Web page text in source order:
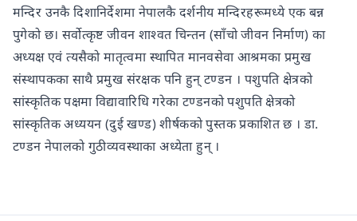
मन्दिर उनकै दिशानिर्देशमा नेपालकै दर्शनीय मन्दिरहरूमध्ये एक बन्न
पुगेको छ। सर्वोत्कृष्ट जीवन शाश्वत चिन्तन (साँचो जीवन निर्माण) का
अध्यक्ष एवं त्यसैको मातृत्वमा स्थापित मानवसेवा आश्रमका प्रमुख
संस्थापकका साथै प्रमुख संरक्षक पनि हुन् टण्डन । पशुपति क्षेत्रको
सांस्कृतिक पक्षमा विद्यावारिधि गरेका टण्डनको पशुपति क्षेत्रको
सांस्कृतिक अध्ययन (दुई खण्ड) शीर्षकको पुस्तक प्रकाशित छ । डा.
टण्डन नेपालको गुठीव्यवस्थाका अध्येता हुन् ।